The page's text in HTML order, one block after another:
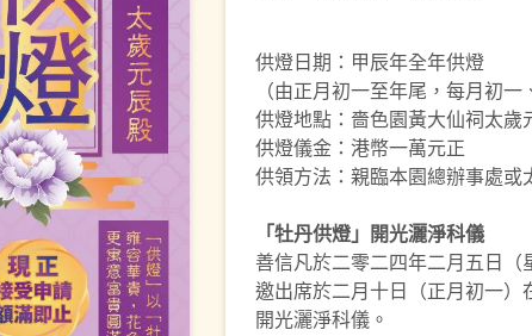
供燈日期：甲辰年全年供燈
（由正月初一至年尾，每月初
供燈地點：嗇色園黃大仙祠太
供燈儀金：港幣一萬元正
供領方法：親臨本園總辦事處或
「牡丹供燈」開光灑淨科儀
善信凡於二零二四年二月五日
邀出席於二月十日（正月初一）
開光灑淨科儀。